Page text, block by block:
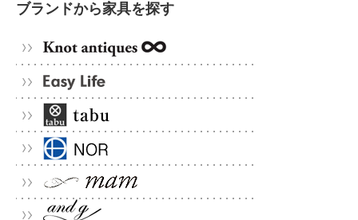
ブランドから家具を探す